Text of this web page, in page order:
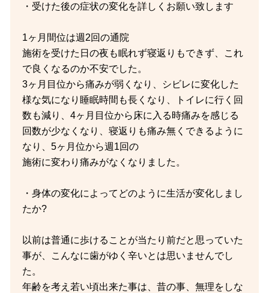
・受けた後の症状の変化を詳しくお願い致します
1ヶ月間位は週2回の通院
施術を受けた日の夜も眠れず寝返りもできず、これ
で良くなるのか不安でした。
3ヶ月目位から痛みが弱くなり、シビレに変化した
様な気になり睡眠時間も長くなり、トイレに行く回
数も減り、4ヶ月目位から床に入る時痛みを感じる
回数が少なくなり、寝返りも痛み無くできるように
なり、5ヶ月位から週1回の
施術に変わり痛みがなくなりました。
・身体の変化によってどのように生活が変化しまし
たか?
以前は普通に歩けることが当たり前だと思っていた
事が、こんなに歯がゆく辛いとは思いませんでし
た。
年齢を考え若い頃出来た事は、昔の事、無理をしな